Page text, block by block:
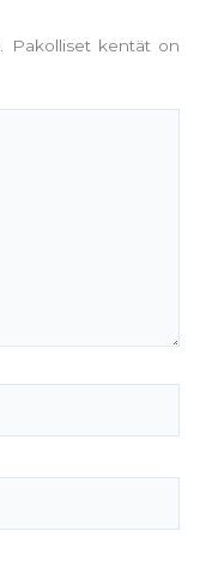
Pakolliset kentät on